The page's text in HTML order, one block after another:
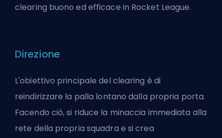
clearing buono ed efficace in Rocket League.
Direzione
L'obiettivo principale del clearing è di
reindirizzare la palla lontano dalla propria porta.
Facendo ciò, si riduce la minaccia immediata alla
rete della propria squadra e si crea